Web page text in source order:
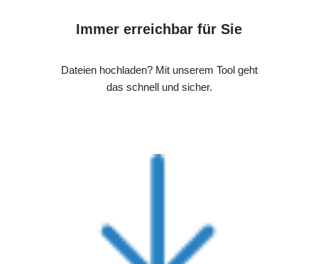
Immer erreichbar für Sie
Dateien hochladen? Mit unserem Tool geht
das schnell und sicher.